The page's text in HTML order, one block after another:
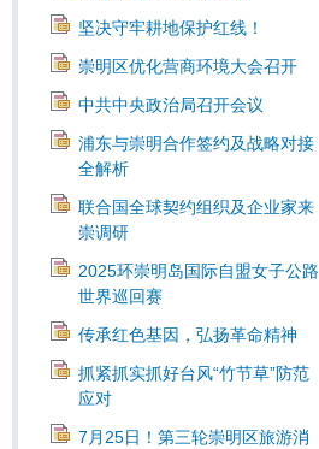
坚决守牢耕地保护红线！
崇明区优化营商环境大会召开
中共中央政治局召开会议
浦东与崇明合作签约及战略对接
全解析
联合国全球契约组织及企业家来
崇调研
2025环崇明岛国际自盟女子公路
世界巡回赛
传承红色基因，弘扬革命精神
抓紧抓实抓好台风“竹节草”防范
应对
7月25日！第三轮崇明区旅游消